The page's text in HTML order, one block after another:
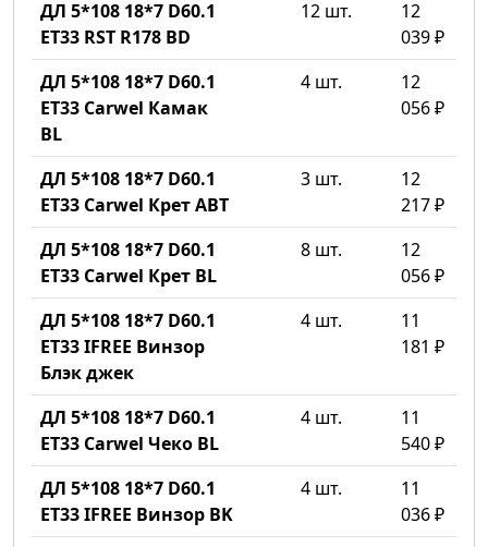
ДЛ 5*108 18*7 D60.1
ET33 RST R178 BD
12 шт.
12
039 ₽
ДЛ 5*108 18*7 D60.1
ET33 Carwel Камак
BL
4 шт.
12
056 ₽
ДЛ 5*108 18*7 D60.1
ET33 Carwel Крет ABT
3 шт.
12
217 ₽
ДЛ 5*108 18*7 D60.1
ET33 Carwel Крет BL
8 шт.
12
056 ₽
ДЛ 5*108 18*7 D60.1
ET33 IFREE Винзор
Блэк джек
4 шт.
11
181 ₽
ДЛ 5*108 18*7 D60.1
ET33 Carwel Чеко BL
4 шт.
11
540 ₽
ДЛ 5*108 18*7 D60.1
ET33 IFREE Винзор BK
4 шт.
11
036 ₽